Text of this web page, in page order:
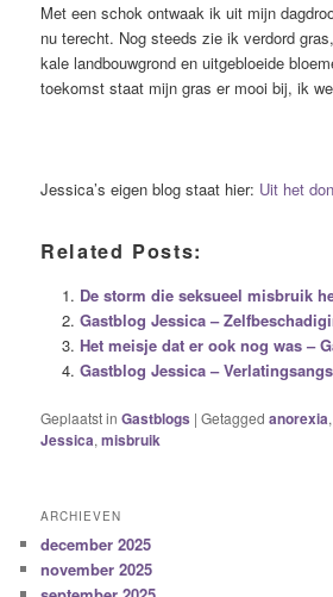
Met een schok ontwaak ik uit mijn
nu terecht. Nog steeds zie ik verdord
kale landbouwgrond en uitgebloeide
toekomst staat mijn gras er mooi bij, ik
Jessica’s eigen blog staat hier: Uit het
Related Posts:
De storm die seksueel misbruik
Gastblog Jessica –
Het meisje dat er ook nog was –
Gastblog Jessica –
Geplaatst in Gastblogs |Getagged anorexia
Jessica,misbruik
ARCHIEVEN
december 2025
november 2025